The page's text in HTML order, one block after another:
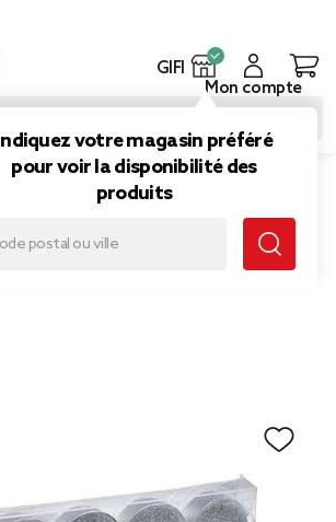
GIFI
votre magasin préféré
pour voir la disponibilité des
produits
Mon compte
plat
x8